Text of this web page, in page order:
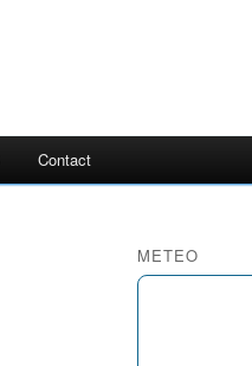
Contact
METEO